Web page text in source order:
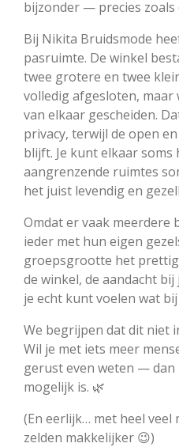
bijzonder — precies zoals
Bij Nikita Bruidsmode
pasruimte. De winkel
twee grotere en twee
volledig afgesloten, maar
van elkaar gescheiden.
privacy, terwijl de open
blijft. Je kunt elkaar soms
aangrenzende ruimtes
het juist levendig en
Omdat er vaak meerdere
ieder met hun eigen
groepsgrootte het
de winkel, de aandacht
je echt kunt voelen wat
We begrijpen dat dit niet
Wil je met iets meer
gerust even weten — dan
mogelijk is. 🌿
(En eerlijk… met heel
zelden makkelijker 😉)